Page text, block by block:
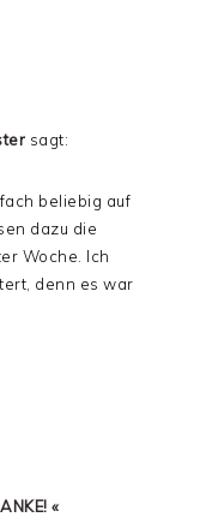
sagt:
beliebig auf
dazu die
Woche. Ich
denn es war
«